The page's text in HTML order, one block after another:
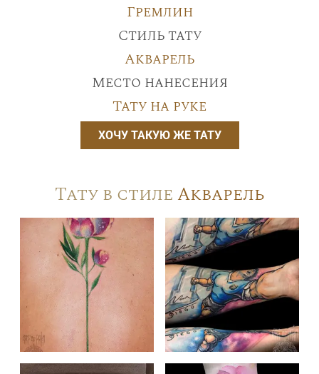
Гремлин
Стиль тату
Акварель
Место нанесения
Тату на руке
ХОЧУ ТАКУЮ ЖЕ ТАТУ
Тату в стиле Акварель